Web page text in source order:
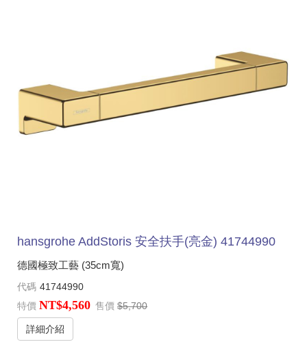
hansgrohe AddStoris 安全扶手(亮金) 41744990
德國極致工藝 (35cm寬)
代碼 41744990
特價 NT$4,560 售價 $5,700
詳細介紹